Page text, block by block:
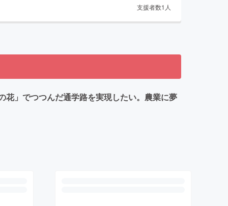
支援者数1 人
花」でつつんだ通学路を実現したい。農業に夢